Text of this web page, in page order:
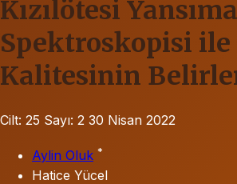
Kızılötesi Yansıma
Spektroskopisi ile
Kalitesinin
Cilt: 25 Sayı: 2 30 Nisan 2022
Aylin Oluk *
Hatice Yücel